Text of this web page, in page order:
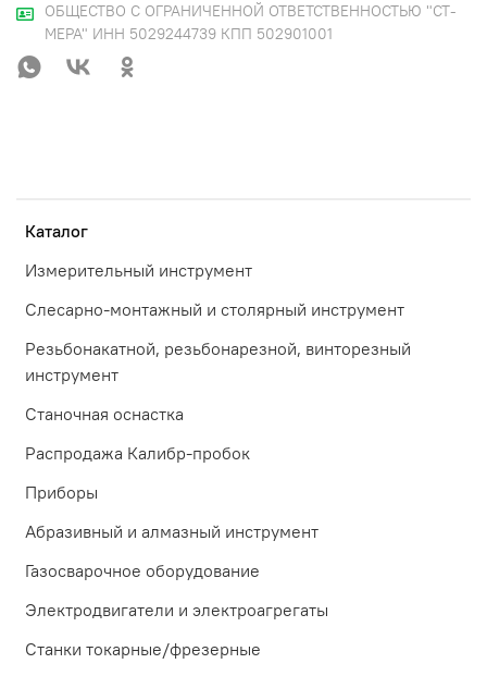
Каталог
Измерительный инструмент
Слесарно-монтажный и столярный инструмент
Резьбонакатной, резьбонарезной, винторезный
инструмент
Станочная оснастка
Распродажа Калибр-пробок
Приборы
Абразивный и алмазный инструмент
Газосварочное оборудование
Электродвигатели и электроагрегаты
Станки токарные/фрезерные
ОБЩЕСТВО С ОГРАНИЧЕННОЙ ОТВЕТСТВЕННОСТЬЮ "СТ-
МЕРА" ИНН 5029244739 КПП 502901001